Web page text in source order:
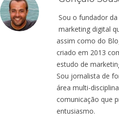
Sou o fundador
marketing digital
assim como do
criado em 2013
estudo de
Sou jornalista de
área multi-
comunicação que
entusiasmo.